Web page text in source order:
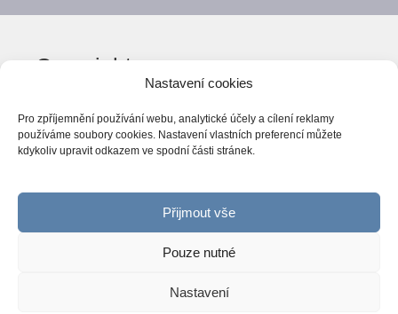
Nastavení cookies
Pro zpříjemnění používání webu, analytické účely a cílení reklamy
používáme soubory cookies. Nastavení vlastních preferencí můžete
kdykoliv upravit odkazem ve spodní části stránek.
Přijmout vše
Pouze nutné
Nastavení
Copyright
© World Trend 2014-2026
Všechna práva vyhrazena.
CC BY-NC 4.0
ováno Národní knihovnou ČR